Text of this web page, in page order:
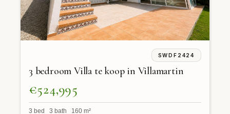
SWDF2424
3 bedroom Villa te koop in Villamartin
€524,995
3 bed 3 bath 160 m²